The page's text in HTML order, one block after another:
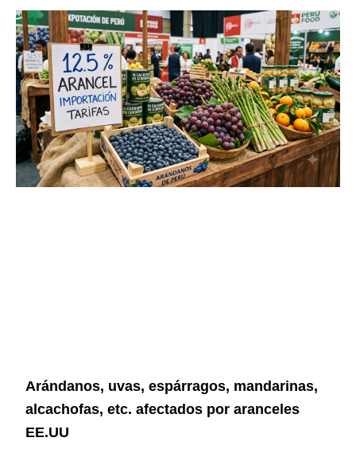
Arándanos, uvas, espárragos, mandarinas,
alcachofas, etc. afectados por aranceles
EE.UU